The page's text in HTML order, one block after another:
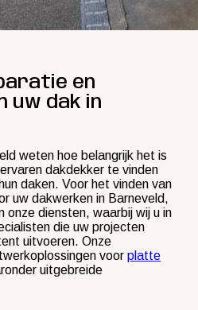
en
uw dak in
weten hoe belangrijk het is
dakdekker te vinden
daken. Voor het vinden van
uw dakwerken in Barneveld,
onze diensten, waarbij wij u in
die uw projecten
uitvoeren. Onze
voor platte
uitgebreide